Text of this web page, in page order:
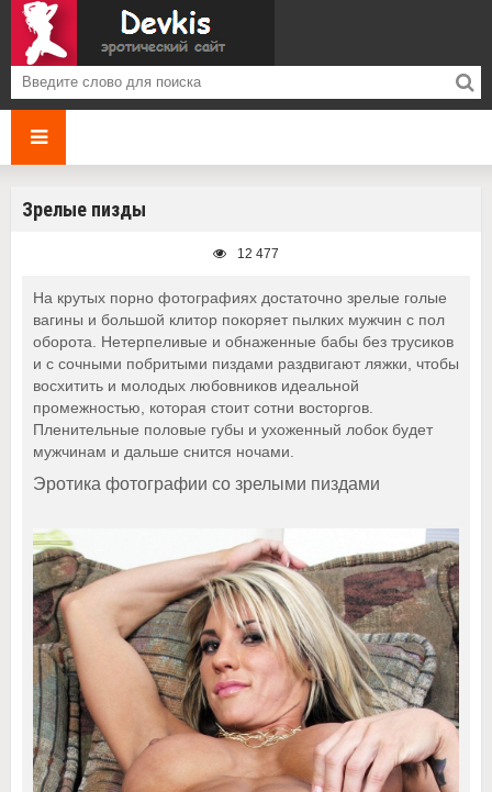
Зрелые пизды
12 477
На крутых порно фотографиях достаточно зрелые голые
вагины и большой клитор покоряет пылких мужчин с пол
оборота. Нетерпеливые и обнаженные бабы без трусиков
и с сочными побритыми пиздами раздвигают ляжки, чтобы
восхитить и молодых любовников идеальной
промежностью, которая стоит сотни восторгов.
Пленительные половые губы и ухоженный лобок будет
мужчинам и дальше снится ночами.
Эротика фотографии со зрелыми пиздами